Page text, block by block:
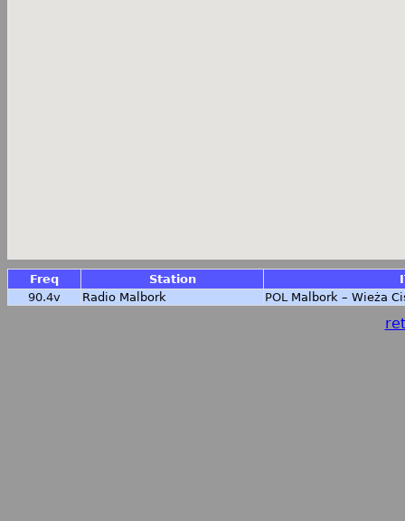
Freq Station
90.4v
Radio Malbork POL Malbork – Wieża